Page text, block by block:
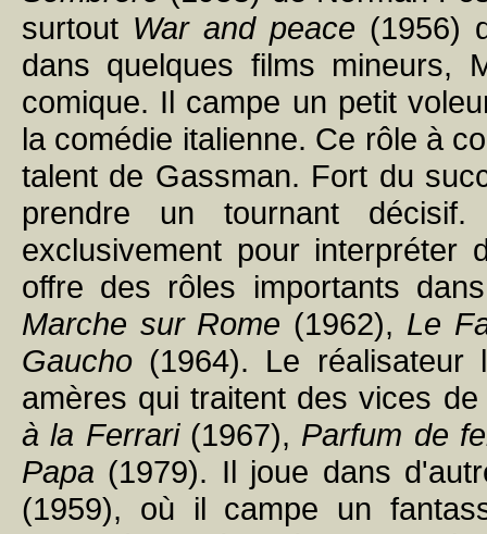
surtout War and peace (1956)
dans quelques films mineurs,
comique. Il campe un petit
la comédie italienne. Ce rôle à
talent de Gassman. Fort du
prendre un tournant
exclusivement pour interpréter
offre des rôles importants
Marche sur Rome (1962), Le
Gaucho (1964). Le
amères qui traitent des vices
à la Ferrari(1967), Parfum de
Papa (1979). Il joue dans
(1959), où il campe un